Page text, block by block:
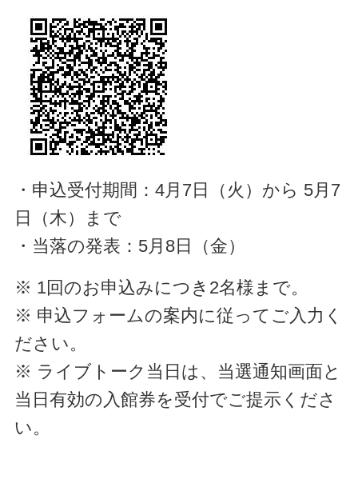
・申込受付期間：4月7日（火）から 5月7
日（木）まで
・当落の発表：5月8日（金）
※ 1回のお申込みにつき2名様まで。
※ 申込フォームの案内に従ってご入力く
ださい。
※ ライブトーク当日は、当選通知画面と
当日有効の入館券を受付でご提示くださ
い。